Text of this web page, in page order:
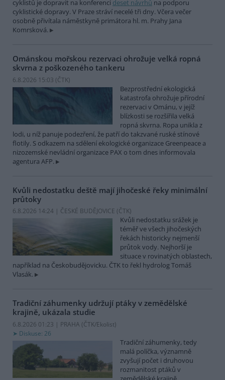
cyklistů je dopravit na konferenci deset návrhů na podporu
cyklistické dopravy. V Praze stráví necelé tři dny. Včera večer
osobně přivítala náměstkyně primátora hl. m. Prahy Jana
Komrsková.
Ománskou mořskou rezervaci ohrožuje velká ropná
skvrna z poškozeného tankeru
6.8.2026 15:03 (ČTK)
Bezprostřední ekologická
katastrofa ohrožuje přírodní
rezervaci v Ománu, v jejíž
blízkosti se rozšířila velká
ropná skvrna. Ropa unikla z
lodi, u níž panuje podezření, že patří do takzvané ruské stínové
flotily. S odkazem na sdělení ekologické organizace Greenpeace a
nizozemské nevládní organizace PAX o tom dnes informovala
agentura AFP.
Kvůli nedostatku deště mají jihočeské řeky minimální
průtoky
6.8.2026 14:24 | ČESKÉ BUDĚJOVICE (ČTK)
Kvůli nedostatku srážek je
téměř ve všech jihočeských
řekách historicky nejmenší
průtok vody. Nejhorší je
situace v rovinatých oblastech,
například na Českobudějovicku. ČTK to řekl hydrolog Tomáš
Vlasák.
Tradiční záhumenky udržují ptáky v zemědělské
krajině, ukázala studie
6.8.2026 01:23 | PRAHA (ČTK/Ekolist)
Diskuse: 26
Tradiční záhumenky, tedy
malá políčka, významně
zvyšují počet i druhovou
rozmanitost ptáků v